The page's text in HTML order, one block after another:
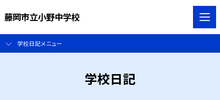
藤岡市立小野中学校
学校日記メニュー
学校日記